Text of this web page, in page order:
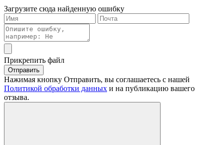
Загрузите сюда найденную ошибку
Прикрепить файл
Отправить
Нажимая кнопку Отправить, вы соглашаетесь с нашей
Политикой обработки данных и на публикацию вашего
отзыва.